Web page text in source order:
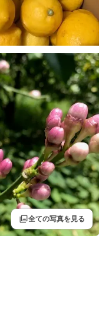
filter全ての写真を見る